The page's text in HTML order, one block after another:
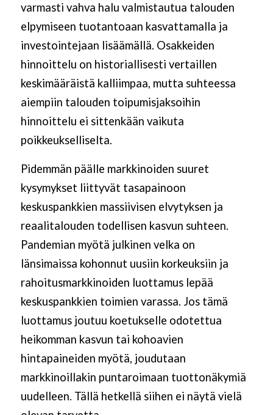
varmasti vahva halu valmistautua talouden
elpymiseen tuotantoaan kasvattamalla ja
investointejaan lisäämällä. Osakkeiden
hinnoittelu on historiallisesti vertaillen
keskimääräistä kalliimpaa, mutta suhteessa
aiempiin talouden toipumisjaksoihin
hinnoittelu ei sittenkään vaikuta
poikkeukselliselta.
Pidemmän päälle markkinoiden suuret
kysymykset liittyvät tasapainoon
keskuspankkien massiivisen elvytyksen ja
reaalitalouden todellisen kasvun suhteen.
Pandemian myötä julkinen velka on
länsimaissa kohonnut uusiin korkeuksiin ja
rahoitusmarkkinoiden luottamus lepää
keskuspankkien toimien varassa. Jos tämä
luottamus joutuu koetukselle odotettua
heikomman kasvun tai kohoavien
hintapaineiden myötä, joudutaan
markkinoillakin puntaroimaan tuottonäkymiä
uudelleen. Tällä hetkellä siihen ei näytä vielä